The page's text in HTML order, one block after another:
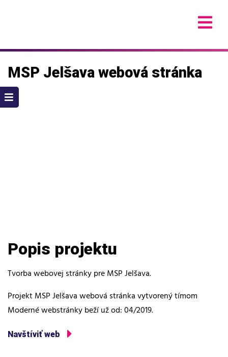
MSP Jelšava webová stránka
Popis projektu
Tvorba webovej stránky pre MSP Jelšava.
Projekt MSP Jelšava webová stránka vytvorený tímom
Moderné webstránky beží už od: 04/2019.
Navštíviť web